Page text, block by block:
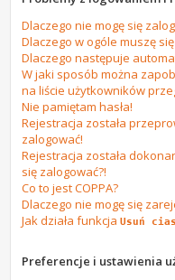
Dlaczego nie mogę się
Dlaczego w ogóle muszę
Dlaczego następuje
W jaki sposób można
na liście użytkowników
Nie pamiętam hasła!
Rejestracja została
zalogować!
Rejestracja została
się zalogować?!
Co to jest COPPA?
Dlaczego nie mogę się
Jak działa funkcjaUsuń
Preferencje i ustawienia